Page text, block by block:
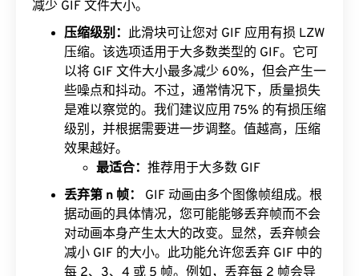
减少 GIF 文件大小。
压缩级别： 此滑块可让您对 GIF 应用有损 LZW
压缩。该选项适用于大多数类型的 GIF。它可
以将 GIF 文件大小最多减少 60%，但会产生一
些噪点和抖动。不过，通常情况下，质量损失
是难以察觉的。我们建议应用 75% 的有损压缩
级别，并根据需要进一步调整。值越高，压缩
效果越好。
最适合： 推荐用于大多数 GIF
丢弃第 n 帧：
GIF 动画由多个图像帧组成。根
据动画的具体情况，您可能能够丢弃帧而不会
对动画本身产生太大的改变。显然，丢弃帧会
减小 GIF 的大小。此功能允许您丢弃 GIF 中的